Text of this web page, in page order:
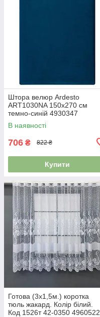
Штора велюр Ardesto
ART1030NA 150х270 см
темно-синій 4930347
В наявності
706 ₴ 822 ₴
Купити
Готова (3х1,5м.) коротка
тюль жакард. Колір білий.
Код 1526т 42-0350 4960522